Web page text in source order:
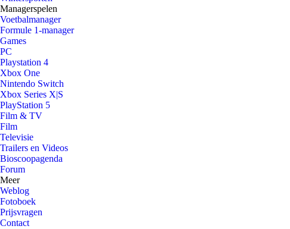
Managerspelen
Voetbalmanager
Formule 1-manager
Games
PC
Playstation 4
Xbox One
Nintendo Switch
Xbox Series X|S
PlayStation 5
Film & TV
Film
Televisie
Trailers en Videos
Bioscoopagenda
Forum
Meer
Weblog
Fotoboek
Prijsvragen
Contact